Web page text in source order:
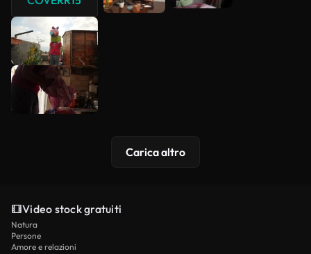
Carica altro
Video stock gratuiti
Natura
Persone
Amore e relazioni